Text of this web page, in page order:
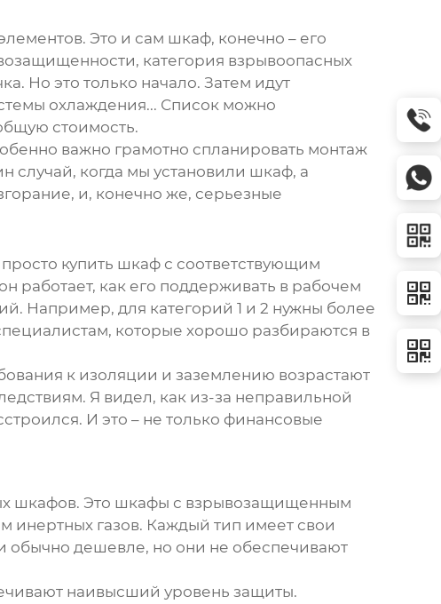
Это и сам шкаф, конечно – его
категория взрывоопасных
Но это только начало. Затем идут
охлаждения... Список можно
стоимость.
важно грамотно спланировать монтаж
случай, когда мы установили шкаф, а
и, конечно же, серьезные
купить шкаф с соответствующим
работает, как его поддерживать в рабочем
Например, для категорий 1 и 2 нужны более
которые хорошо разбираются в
к изоляции и заземлению возрастают
Я видел, как из-за неправильной
И это – не только финансовые
шкафов. Это шкафы с взрывозащищенным
газов. Каждый тип имеет свои
дешевле, но они не обеспечивают
наивысший уровень защиты.